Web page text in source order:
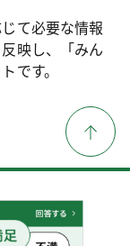
て必要な情報
映し、「みん
です。